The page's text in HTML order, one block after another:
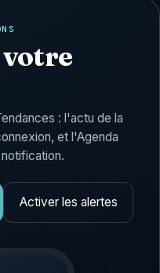
votre
: l'actu de la
et l'Agenda
Activer les alertes